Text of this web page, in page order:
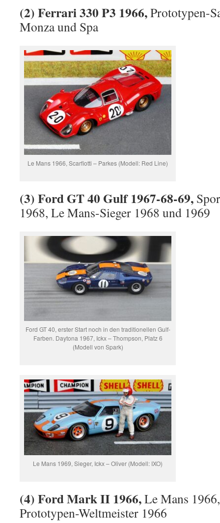
(2) Ferrari 330 P3 1966,Prototypen-
Monza und Spa
Le Mans 1966, Scarfiotti – Parkes (Modell: Red Line)
(3) Ford GT 40 Gulf 1967-68-69,
1968, Le Mans-Sieger 1968 und 1969
Ford GT 40, erster Start noch in den traditionellen Gulf-
Farben. Daytona 1967, Ickx – Thompson, Platz 6
(Modell von Spark)
Le Mans 1969, Sieger, Ickx – Oliver (Modell: IXO)
(4) Ford Mark II 1966,Le Mans
Prototypen-Weltmeister 1966